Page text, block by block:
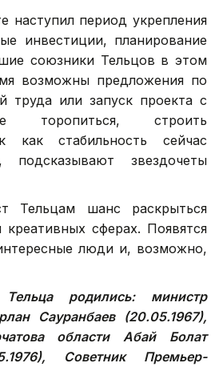
наступил период укрепления
инвестиции, планирование
союзники Тельцов в этом
возможны предложения по
труда или запуск проекта с
торопиться, строить
как стабильность сейчас
подсказывают звездочеты
Тельцам шанс раскрыться
сферах. Появятся
люди и, возможно,
родились: министр
Сауранбаев (20.05.1967),
области Абай Болат
Советник Премьер-